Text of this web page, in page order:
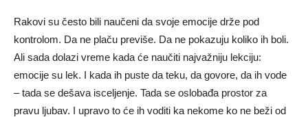
Rakovi su često bili naučeni da svoje emocije drže pod
kontrolom. Da ne plaču previše. Da ne pokazuju koliko ih boli.
Ali sada dolazi vreme kada će naučiti najvažniju lekciju:
emocije su lek. I kada ih puste da teku, da govore, da ih vode
– tada se dešava isceljenje. Tada se oslobađa prostor za
pravu ljubav. I upravo to će ih voditi ka nekome ko ne beži od